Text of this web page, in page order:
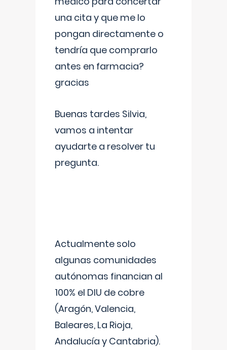
una cita y que me lo
pongan directamente o
tendría que comprarlo
antes en farmacia?
gracias
Buenas tardes Silvia,
vamos a intentar
ayudarte a resolver tu
pregunta.
Actualmente solo
algunas comunidades
autónomas financian al
100% el DIU de cobre
(Aragón, Valencia,
Baleares, La Rioja,
Andalucía y Cantabria).